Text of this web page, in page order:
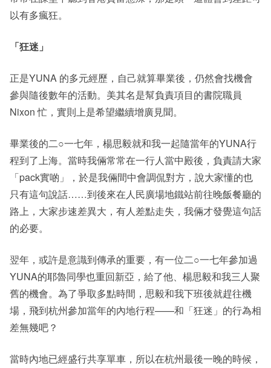
以有多瘋狂。
「狂迷 」
正是YUNA 的多元經歷，自己就算畢業後，仍然會找機會
參與隨後數年的活動。美其名是幫負責項目的書院職員
Nixon 忙，實則上是希望繼續增廣見聞。
畢業後的二○一七年，楊思毅就和我一起隨當年的YUNA行
程到了上海。當時我倆常常在一行人當中殿後，負責請大家
「pack實啲」，於是我倆間中會調侃對方，說大家懂的也
只有這句說話……到後來在人民廣場地鐵站前往晚飯餐廳的
路上，大家步速差異大，有人差點走失，我倆才發覺這句話
的必要。
翌年，或許是意識到傳承的重要，有一位二○一七年參加過
YUNA的耶魯同學也重回新亞，給了他、楊思毅和我三人聚
舊的機會。為了爭取多點時間，思毅和我下班後就趕往機
場，飛到杭州參加當年的內地行程——和「狂迷」的行為相
差無幾吧？
當時內地已經盛行共享單車，所以在杭州最後一晚的時候，